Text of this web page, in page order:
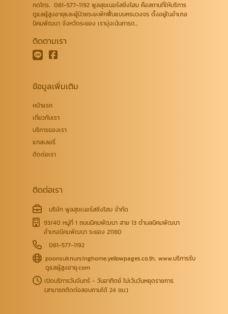
กดโทร. 081-577-1192 พูลสุขเนอร์สซิ่งโฮม คือสถานที่ให้บริการ
ดูแลผู้สูงอายุและผู้ป่วยระยะพักฟื้นแบบครบวงจร ตั้งอยู่ในอำเภอ
นิคมพัฒนา จังหวัดระยอง เรามุ่งเน้นการด...
ติดตามเรา
ข้อมูลเพิ่มเติม
หน้าแรก
เกี่ยวกับเรา
บริการของเรา
แกลเลอรี่
ติดต่อเรา
ติดต่อเรา
บริษัท พูลสุขเนอร์สซิ่งโฮม จำกัด
93/40 หมู่ที่ 1 ถนนนิคมพัฒนา สาย 13 ตำบลนิคมพัฒนา
อำเภอนิคมพัฒนา ระยอง 21180
081-577-1192
poonsuknursinghome.yellowpages.co.th, www.บริการรับ
ดูแลผู้สูงอายุ.com
เปิดบริการวันจันทร์ - วันอาทิตย์ ไม่เว้นวันหยุดราชการ
(สามารถติดต่อสอบถามได้ 24 ชม.)